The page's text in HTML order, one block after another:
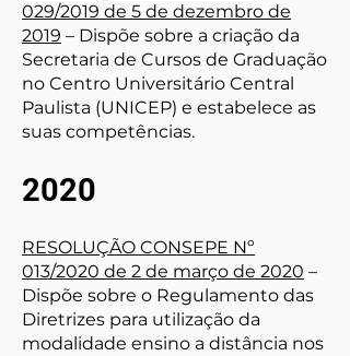
029/2019 de 5 de dezembro de
2019 – Dispõe sobre a criação da
Secretaria de Cursos de Graduação
no Centro Universitário Central
Paulista (UNICEP) e estabelece as
suas competências.
2020
RESOLUÇÃO CONSEPE Nº
013/2020 de 2 de março de 2020 –
Dispõe sobre o Regulamento das
Diretrizes para utilização da
modalidade ensino a distância nos